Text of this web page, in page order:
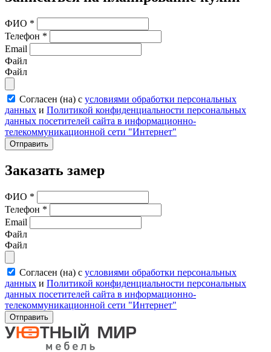
ФИО *
Телефон *
Email
Файл
Файл
Согласен (на) с условиями обработки персональных
данных и Политикой конфиденциальности персональных
данных посетителей сайта в информационно-
телекоммуникационной сети "Интернет"
Отправить
Заказать замер
ФИО *
Телефон *
Email
Файл
Файл
Согласен (на) с условиями обработки персональных
данных и Политикой конфиденциальности персональных
данных посетителей сайта в информационно-
телекоммуникационной сети "Интернет"
Отправить